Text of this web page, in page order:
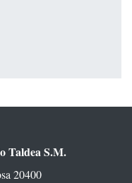
Taldea S.M.
20400